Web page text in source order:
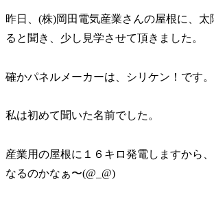
昨日、(株)岡田電気産業さんの屋根に、
ると聞き、少し見学させて頂きました。
確かパネルメーカーは、シリケン！です。
私は初めて聞いた名前でした。
産業用の屋根に１６キロ発電しますから
なるのかなぁ〜(@_@)